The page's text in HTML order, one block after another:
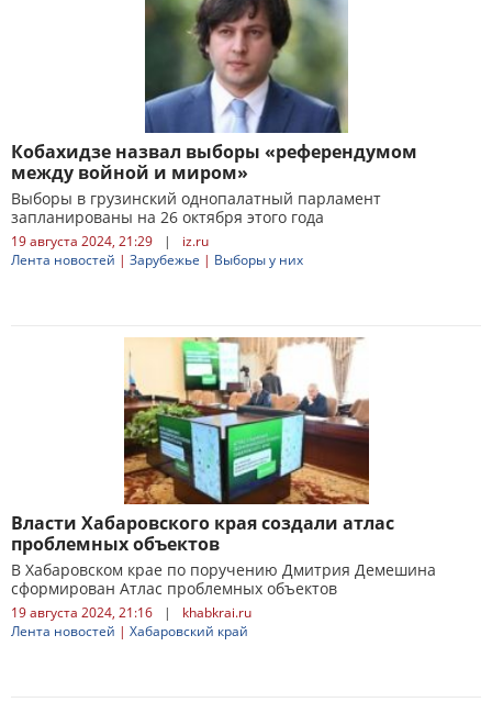
Кобахидзе назвал выборы «референдумом
между войной и миром»
Выборы в грузинский однопалатный парламент
запланированы на 26 октября этого года
19 августа 2024, 21:29 |
iz.ru
Лента новостей | Зарубежье | Выборы у них
Власти Хабаровского края создали атлас
проблемных объектов
В Хабаровском крае по поручению Дмитрия Демешина
сформирован Атлас проблемных объектов
19 августа 2024, 21:16 |
khabkrai.ru
Лента новостей | Хабаровский край